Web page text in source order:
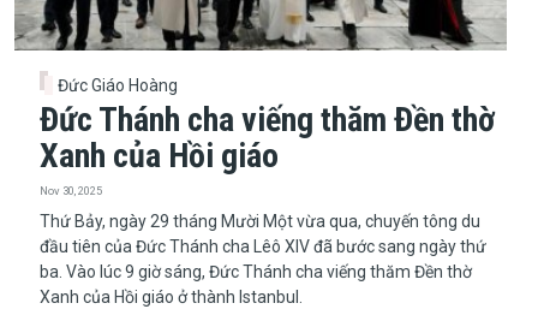
Đức Giáo Hoàng
Đức Thánh cha viếng thăm Đền thờ
Xanh của Hồi giáo
Nov 30, 2025
​​​​​​​Thứ Bảy, ngày 29 tháng Mười Một vừa qua, chuyến tông du
đầu tiên của Đức Thánh cha Lêô XIV đã bước sang ngày thứ
ba. Vào lúc 9 giờ sáng, Đức Thánh cha viếng thăm Đền thờ
Xanh của Hồi giáo ở thành Istanbul.